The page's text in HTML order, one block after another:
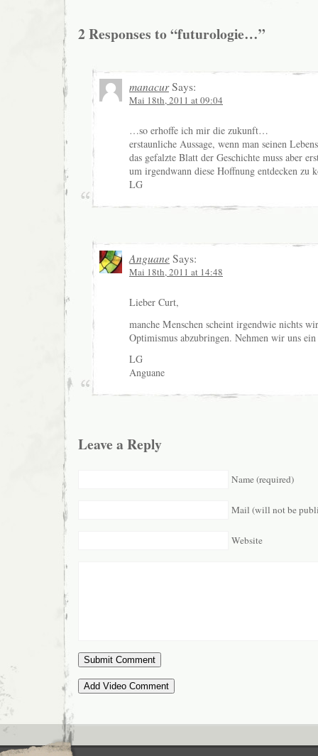
2 Responses to “futurologie…”
manacurSays:
Mai 18th, 2011 at 09:04
…so erhoffe ich mir die zukunft…
erstaunliche Aussage, wenn man seinen
das gefalzte Blatt der Geschichte muss aber
um irgendwann diese Hoffnung entdecken zu
LG
Anguane Says:
Mai 18th, 2011 at 14:48
Lieber Curt,
manche Menschen scheint irgendwie nichts
Optimismus abzubringen. Nehmen wir uns
LG
Anguane
Leave a Reply
Name (required)
Mail (will not be
Website